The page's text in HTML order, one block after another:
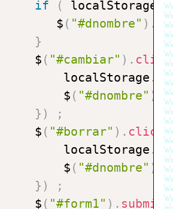
if ( localStorage .
$
( "#dnombre" ) .
}
$
( "#cambiar" ) . click
localStorage
.
$
( "#dnombre" ) .
} )
;
$
( "#borrar" ) . click(
localStorage
.
$
( "#dnombre" ) .
} )
;
$
( "#form1" ) . submit(